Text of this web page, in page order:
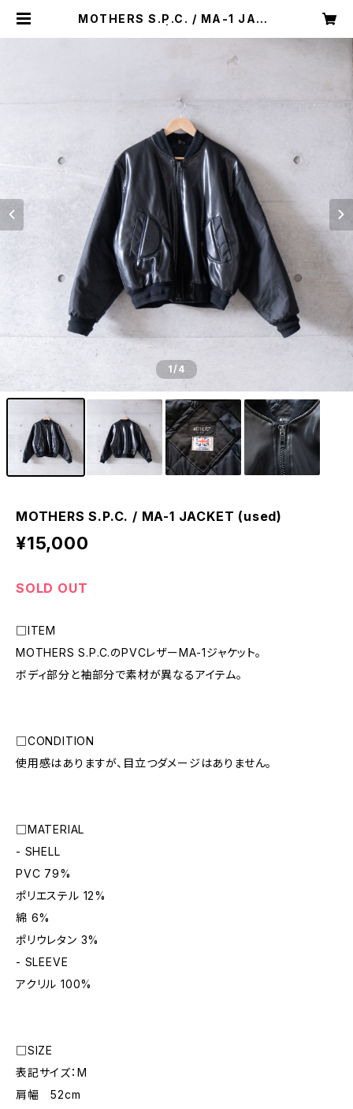
MOTHERS S.P.C. / MA-1 JACK
1/4
MOTHERS S.P.C. / MA-1 JACKET (used)
¥15,000
SOLD OUT
□ITEM
MOTHERS S.P.C.のPVCレザーMA-1ジャケット。
ボディ部分と袖部分で素材が異なるアイテム。
□CONDITION
使用感はありますが、目立つダメージはありません。
□MATERIAL
- SHELL
PVC 79%
ポリエステル 12%
綿 6%
ポリウレタン 3%
- SLEEVE
アクリル 100%
□SIZE
表記サイズ：M
肩幅 52cm